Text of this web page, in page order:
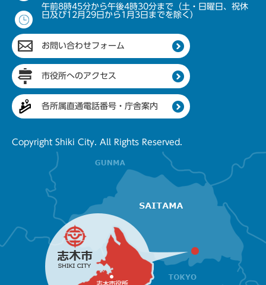
午前8時45分から午後4時30分まで（土・日曜日、祝休
日及び12月29日から1月3日までを除く）
お問い合わせフォーム
市役所へのアクセス
各所属直通電話番号・庁舎案内
Copyright Shiki City. All Rights Reserved.